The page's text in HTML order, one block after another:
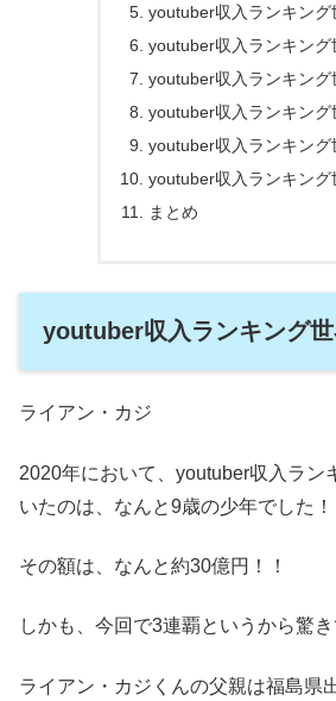
youtuber収入ランキング
youtuber収入ランキング
youtuber収入ランキング
youtuber収入ランキング
youtuber収入ランキング
youtuber収入ランキング
まとめ
youtuber収入ランキング
ライアン・カジ
2020年において、youtuber収入ラン
いたのは、なんと9歳の少年でした！
その額は、なんと約30億円！！
しかも、今回で3連覇というから驚き
ライアン・カジくんの父親は福島県